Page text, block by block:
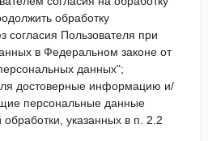
обработку
согласия Пользователя при
в Федеральном законе от
данных";
достоверные информацию и/
персональные данные
указанных в п. 2.2